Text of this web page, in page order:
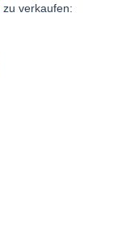
zu verkaufen: